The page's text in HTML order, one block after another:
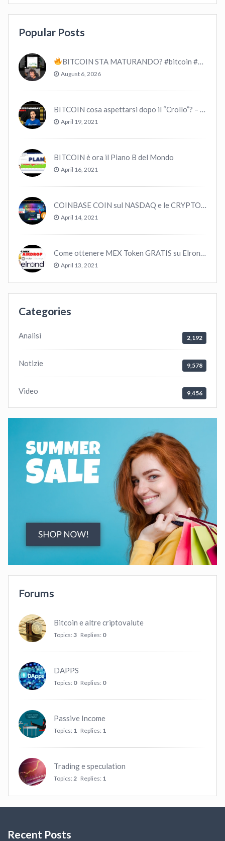
Popular Posts
BITCOIN STA MATURANDO? #bitcoin #crypto #trading
August 6, 2026
BITCOIN cosa aspettarsi dopo il “Crollo”? – CryptoMonday NEWS w16/’21
April 19, 2021
BITCOIN è ora il Piano B del Mondo
April 16, 2021
COINBASE COIN sul NASDAQ e le CRYPTO volano!
April 14, 2021
Come ottenere MEX Token GRATIS su Elrond ?
April 13, 2021
Categories
Analisi 2,192
Notizie 9,578
Video 9,456
Forums
Bitcoin e altre criptovalute
Topics: 3 Replies: 0
DAPPS
Topics: 0 Replies: 0
Passive Income
Topics: 1 Replies: 1
Trading e speculation
Topics: 2 Replies: 1
Recent Posts